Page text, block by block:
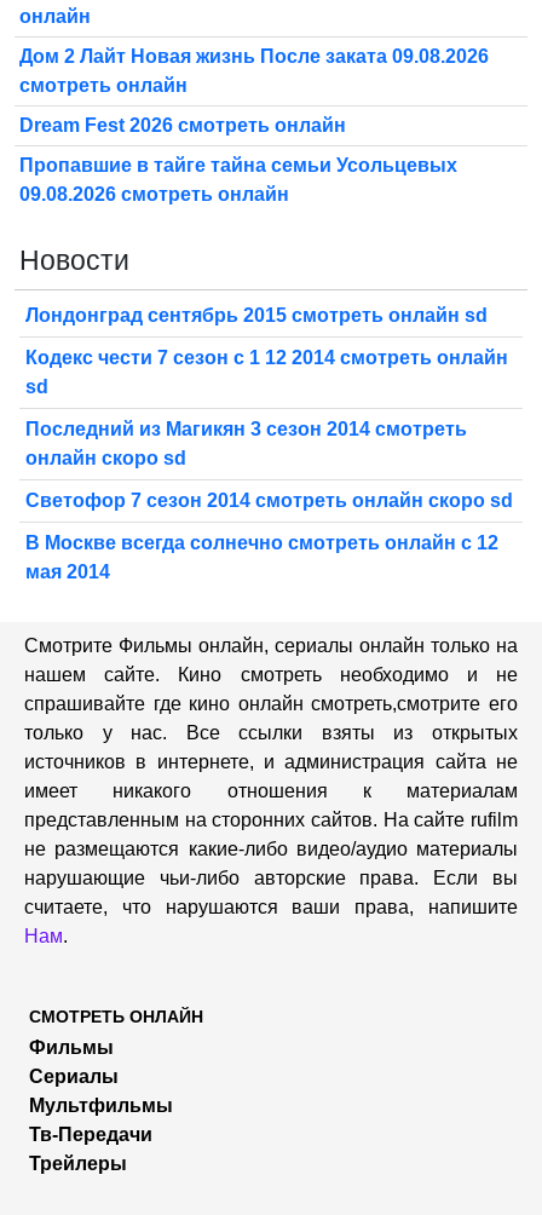
онлайн
Дом 2 Лайт Новая жизнь После заката 09.08.2026
смотреть онлайн
Dream Fest 2026 смотреть онлайн
Пропавшие в тайге тайна семьи Усольцевых
09.08.2026 смотреть онлайн
Новости
Лондонград сентябрь 2015 смотреть онлайн sd
Кодекс чести 7 сезон с 1 12 2014 смотреть онлайн
sd
Последний из Магикян 3 сезон 2014 смотреть
онлайн скоро sd
Светофор 7 сезон 2014 смотреть онлайн скоро sd
В Москве всегда солнечно смотреть онлайн с 12
мая 2014
Смотрите Фильмы онлайн, сериалы онлайн только на
нашем сайте. Кино смотреть необходимо и не
спрашивайте где кино онлайн смотреть,cмотрите его
только у нас. Все ссылки взяты из открытых
источников в интернете, и администрация сайта не
имеет никакого отношения к материалам
представленным на сторонних сайтов. На сайте rufilm
не размещаются какие-либо видео/аудио материалы
нарушающие чьи-либо авторские права. Если вы
считаете, что нарушаются ваши права, напишите
Нам.
СМОТРЕТЬ ОНЛАЙН
Фильмы
Сериалы
Мультфильмы
Тв-Передачи
Трейлеры